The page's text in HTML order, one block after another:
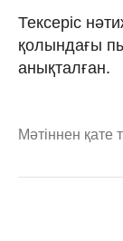
Тексеріс
қолындағы
анықталған.
Мәтіннен қате